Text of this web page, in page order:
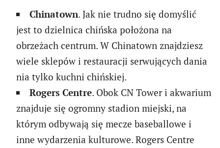
Chinatown. Jak nie trudno się domyślić
jest to dzielnica chińska położona na
obrzeżach centrum. W Chinatown znajdziesz
wiele sklepów i restauracji serwujących dania
nia tylko kuchni chińskiej.
Rogers Centre. Obok CN Tower i akwarium
znajduje się ogromny stadion miejski, na
którym odbywają się mecze baseballowe i
inne wydarzenia kulturowe. Rogers Centre